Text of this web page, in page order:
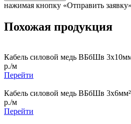
нажимая кнопку «Отправить
Похожая продукция
Кабель силовой медь ВБбШв
р./м
Перейти
Кабель силовой медь ВБбШв
р./м
Перейти